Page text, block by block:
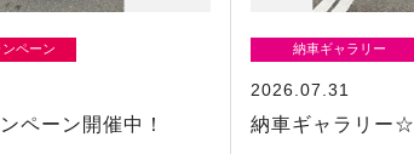
ペーン
ペーン開催中！
納車ギャラリー
2026.07.31
納車ギャラリー☆